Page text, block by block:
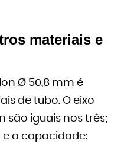
materiais e
Ø 50,8 mm é
de tubo. O eixo
são iguais nos três;
a capacidade: